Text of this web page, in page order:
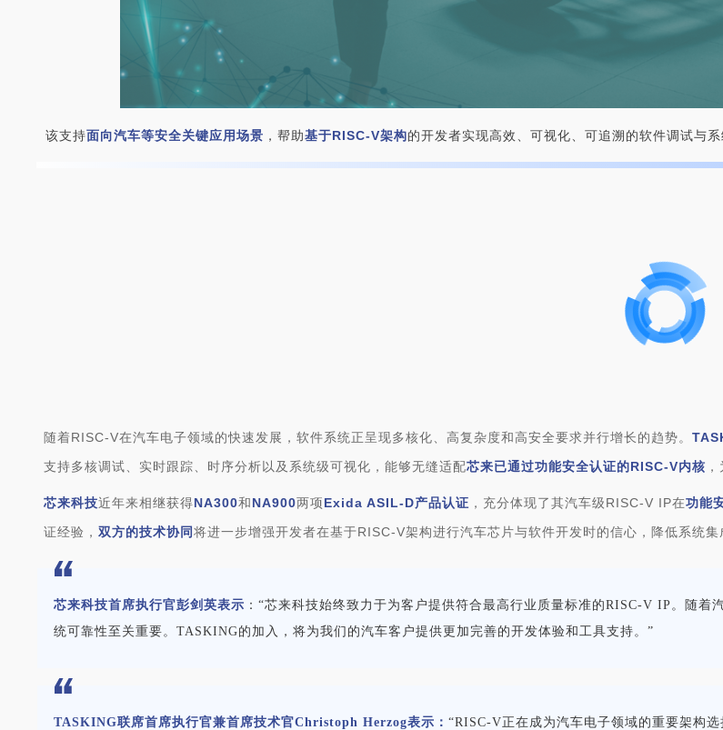
该支持面向汽车等安全关键应用场景 ，帮助基于RISC-V架构的开发者实现高效、可视化、可追溯的软件调试与
随着RISC-V在汽车电子领域的快速发展，软件系统正呈现多核化、高复杂度和高安全要求并行增长的趋势。
支持多核调试、实时跟踪、时序分析以及系统级可视化，能够无缝适配芯来已通过功能安全认证的RISC-V内核
芯来科技近年来相继获得NA300和NA900两项Exida ASIL-D产品认证 ，充分体现了其汽车级RISC-V IP在功能
证经验，双方的技术协同将进一步增强开发者在基于RISC-V架构进行汽车芯片与软件开发时的信心，降低系统集
芯来科技首席执行官彭剑英表示 ：“芯来科技始终致力于为客户提供符合最高行业质量标准的RISC-V IP。随
统可靠性至关重要。TASKING的加入，将为我们的汽车客户提供更加完善的开发体验和工具支持。”
TASKING联席首席执行官兼首席技术官Christoph Herzog表示：“RISC-V正在成为汽车电子领域的重要架构